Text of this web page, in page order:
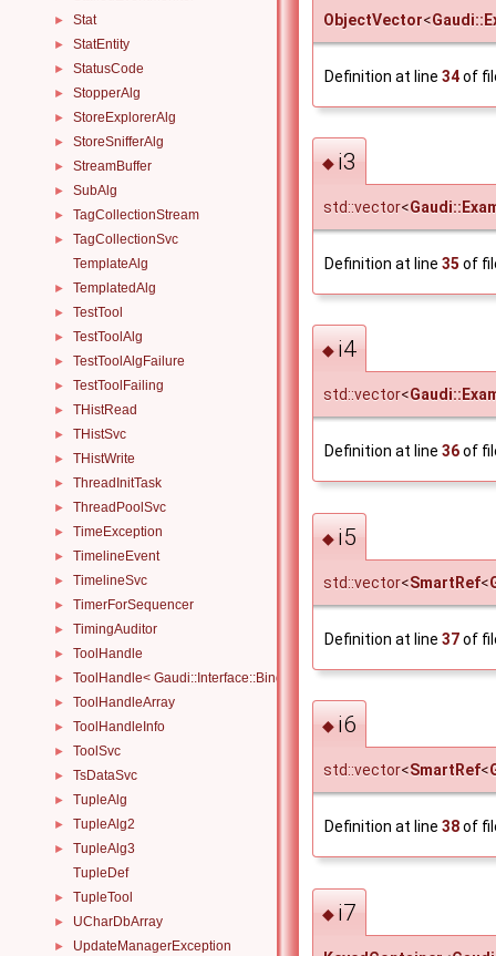
► Stat
► StatEntity
► StatusCode
► StopperAlg
► StoreExplorerAlg
► StoreSnifferAlg
► StreamBuffer
► SubAlg
► TagCollectionStream
►
TagCollectionSvc
TemplateAlg
► TemplatedAlg
► TestTool
► TestToolAlg
► TestToolAlgFailure
► TestToolFailing
► THistRead
► THistSvc
► THistWrite
► ThreadInitTask
► ThreadPoolSvc
► TimeException
► TimelineEvent
► TimelineSvc
► TimerForSequencer
► TimingAuditor
► ToolHandle
► ToolHandle< Gaudi::Interface::Bind::IBinder< IFace > >
► ToolHandleArray
► ToolHandleInfo
► ToolSvc
► TsDataSvc
► TupleAlg
► TupleAlg2
►
TupleAlg3
TupleDef
► TupleTool
► UCharDbArray
► UpdateManagerException
ObjectVector<
Definition at line 34of
◆ i3
std::vector<
Definition at line 35 of
◆ i4
std::vector<
Definition at line 36of
◆ i5
std::vector<SmartRef<
Definition at line 37of
◆ i6
std::vector<SmartRef<
Definition at line 38of
◆ i7